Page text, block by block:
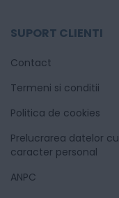
SUPORT CLIENTI
Contact
Termeni si conditii
Politica de cookies
Prelucrarea datelor cu
caracter personal
ANPC